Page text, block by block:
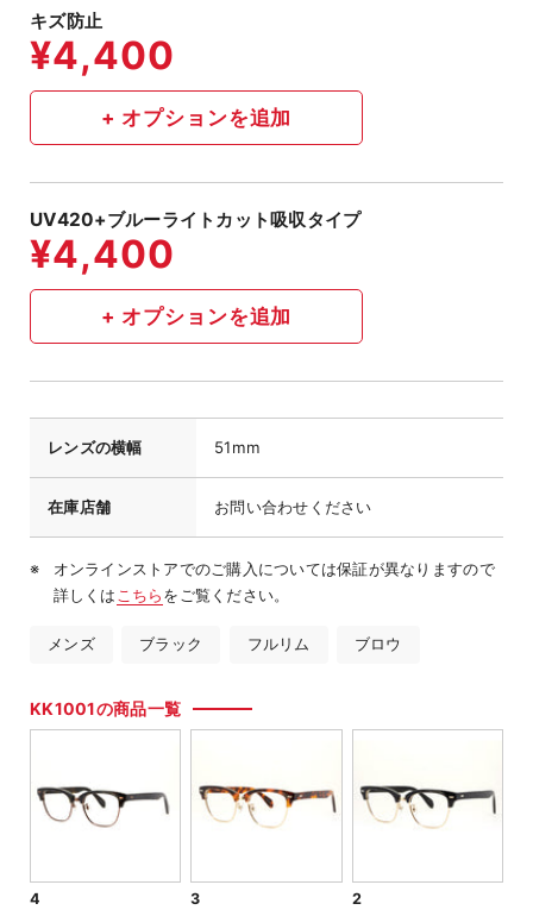
キズ防止
UV420+ブルーライトカット吸収タイプ
レンズの横幅 51mm
在庫店舗 お問い合わせください
オンラインストアでのご購入については保証が異なりますので
詳しくは こちらをご覧ください。
メンズ ブラック フルリム ブロウ
KK1001の商品一覧
4 3 2